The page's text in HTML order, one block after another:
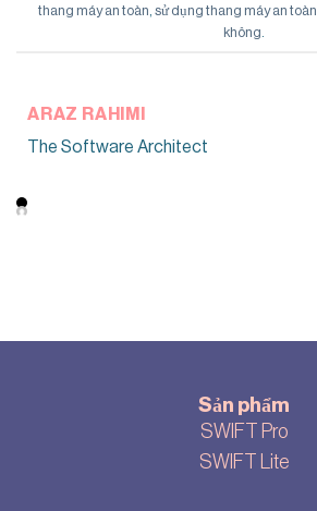
thang máy an toàn sử dụng thang máy an toàn
không
ARAZ RAHIMI
The Software Architect
Sản phẩm
SWIFT Pro
SWIFT Lite